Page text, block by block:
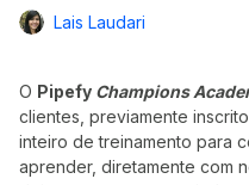
Lais Laudari
O Pipefy Champions
clientes, previamente
inteiro de treinamento para
aprender, diretamente com